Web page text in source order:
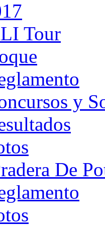
Tour
y
De